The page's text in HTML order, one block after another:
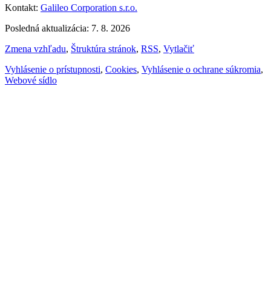
Kontakt: Galileo Corporation s.r.o.
Posledná aktualizácia: 7. 8. 2026
Zmena vzhľadu, Štruktúra stránok, RSS, Vytlačiť
Vyhlásenie o prístupnosti, Cookies, Vyhlásenie o ochrane súkromia,
Webové sídlo